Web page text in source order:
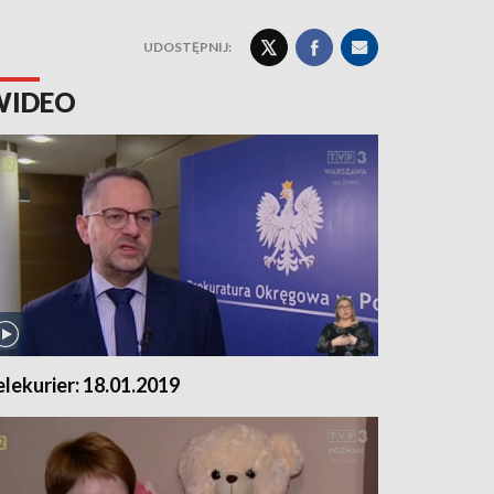
UDOSTĘPNIJ:
18.01.2019